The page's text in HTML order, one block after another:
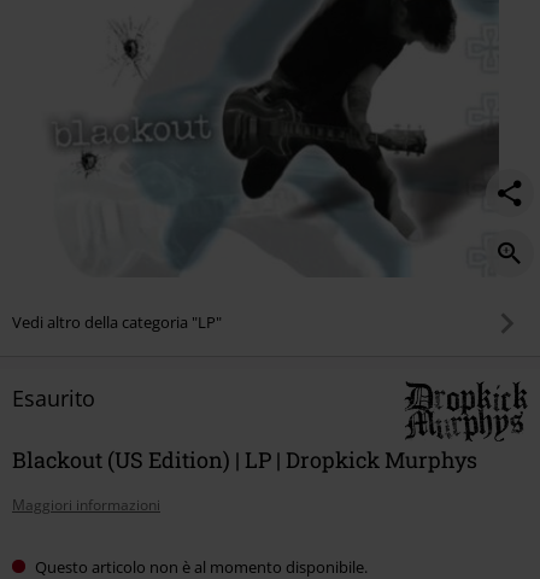
Vedi altro della categoria "LP"
Esaurito
Blackout (US Edition) | LP | Dropkick Murphys
Maggiori informazioni
Questo articolo non è al momento disponibile.